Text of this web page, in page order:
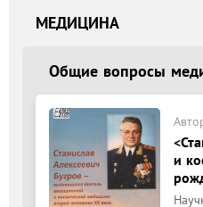
МЕДИЦИНА
Общие вопросы
и